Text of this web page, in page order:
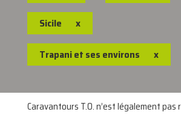
Sicile x
Trapani et ses environs x
Caravantours T.O. n’est légalement pas